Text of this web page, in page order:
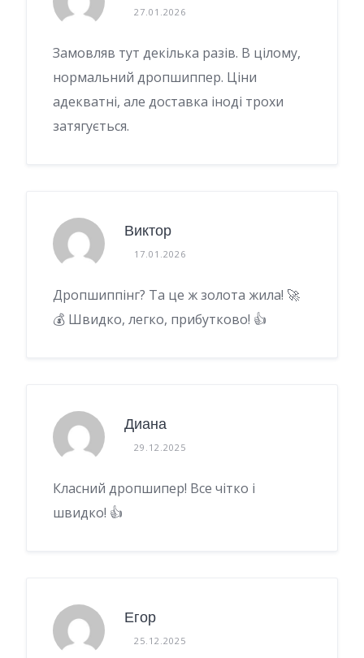
27.01.2026
Замовляв тут декілька разів. В цілому,
нормальний дропшиппер. Ціни
адекватні, але доставка іноді трохи
затягується.
Виктор
17.01.2026
Дропшиппінг? Та це ж золота жила! 🚀
💰 Швидко, легко, прибутково! 👍
Диана
29.12.2025
Класний дропшипер! Все чітко і
швидко! 👍
Егор
25.12.2025